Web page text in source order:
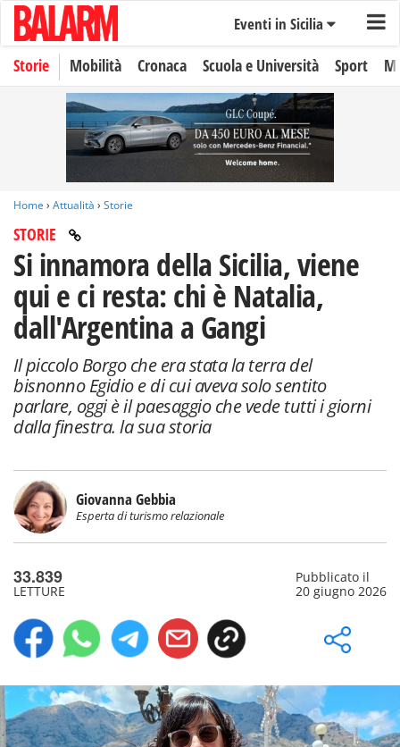
Eventi in Sicilia
Storie Mobilità Cronaca Scuola e Università Sport
Home › Attualità › Storie
STORIE
Si innamora della Sicilia, viene
qui e ci resta: chi è Natalia,
dall'Argentina a Gangi
Il piccolo Borgo che era stata la terra del
bisnonno Egidio e di cui aveva solo sentito
parlare, oggi è il paesaggio che vede tutti i giorni
dalla finestra. la sua storia
Giovanna Gebbia
Esperta di turismo relazionale
33.839
LETTURE
Pubblicato il
20 giugno 2026